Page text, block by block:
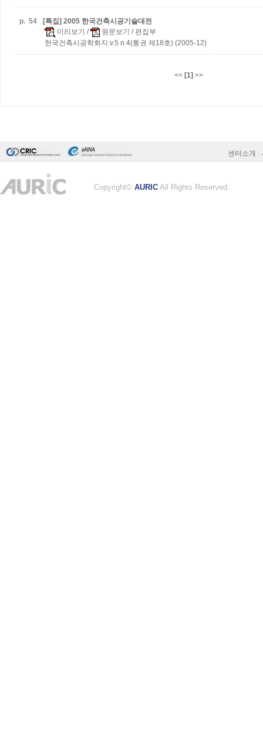
p. 54
[특집] 2005 한국건축시공기술대전
미리보기 / 원문보기 / 편집부
한국건축시공학회지:v.5 n.4(통권 제18호) (2005-12)
<< [1] >>
센터소개
Copyright© AURIC All Rights Reserved.